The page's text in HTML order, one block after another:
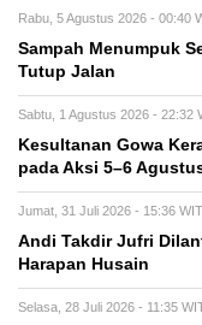
Rabu, 5 Agustus 2026 - 00:40
Sampah Menumpuk
Tutup Jalan
Sabtu, 1 Agustus 2026 - 22:32
Kesultanan Gowa
pada Aksi 5–6
Jumat, 31 Juli 2026 - 15:36
Andi Takdir Jufri
Harapan Husain
Selasa, 28 Juli 2026 - 11:35